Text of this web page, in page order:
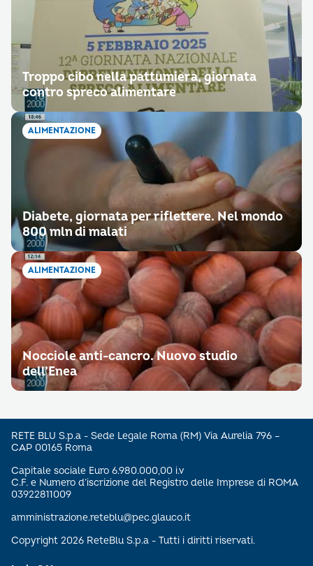
Troppo cibo nella pattumiera, giornata
contro spreco alimentare
ALIMENTAZIONE
Diabete, giornata per riflettere. Nel mondo
800 mln di malati
ALIMENTAZIONE
Nocciole anti-cancro. Nuovo studio
dell’Enea
RETE BLU S.p.a - Sede Legale Roma (RM) Via Aurelia 796 –
CAP 00165 Roma
Capitale sociale Euro 6.980.000,00 i.v
C.F. e Numero d’iscrizione del Registro delle Imprese di ROMA
03922811009
amministrazione.reteblu@pec.glauco.it
Copyright 2026 ReteBlu S.p.a - Tutti i diritti riservati.